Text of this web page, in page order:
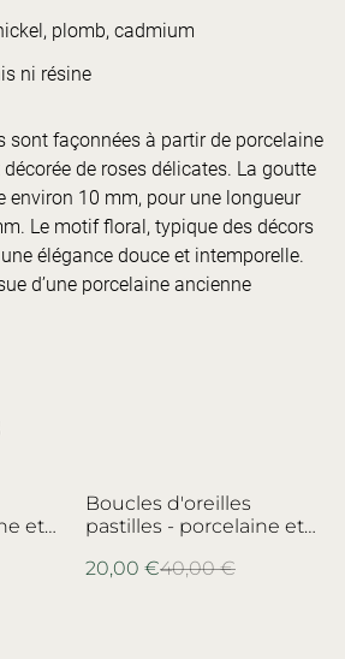
plomb, cadmium
ni résine
sont façonnées à partir de porcelaine
de roses délicates. La goutte
environ 10 mm, pour une longueur
Le motif floral, typique des décors
élégance douce et intemporelle.
d’une porcelaine ancienne
%
Boucles d'oreilles
pastilles - porcelaine et
Limoges no.2
20,00 €40,00 €